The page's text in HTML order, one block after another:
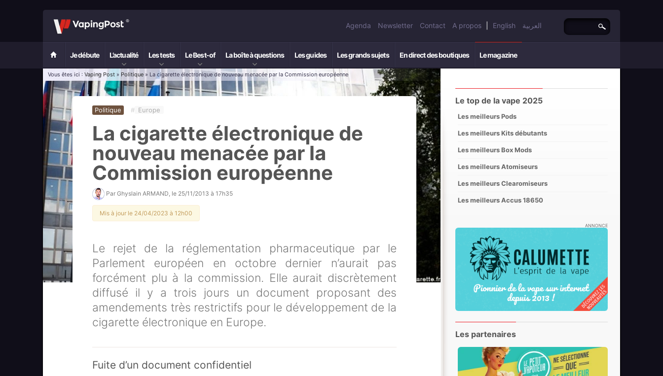
Agenda Newsletter Contact A propos English العربية
Je débute L’actualité Les tests Le Best-of La boîte à questions Les guides Les grands sujets En direct des boutiques Le magazine
Vous êtes ici : Vaping Post » Politique » La cigarette électronique de nouveau menacée par la Commission européenne
Politique # Europe
La cigarette électronique de
nouveau menacée par la
Commission européenne
Par Ghyslain ARMAND , le 25/11/2013 à 17h35
Mis à jour le 24/04/2023 à 12h00
Le rejet de la réglementation pharmaceutique par le
Parlement européen en octobre dernier n’aurait pas
forcément plu à la commission. Elle aurait discrètement
diffusé il y a trois jours un document proposant des
amendements très restrictifs pour le développement de la
cigarette électronique en Europe.
Fuite d’un document confidentiel
Le top de la vape 2025
Les meilleurs Pods
Les meilleurs Kits débutants
Les meilleurs Box Mods
Les meilleurs Atomiseurs
Les meilleurs Clearomiseurs
Les meilleurs Accus 18650
ANNONCE
Les partenaires